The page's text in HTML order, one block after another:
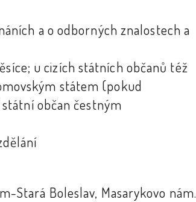
a o odborných znalostech a
u cizích státních občanů též
státem (pokud
občan čestným
Stará Boleslav, Masarykovo nám.